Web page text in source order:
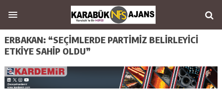
ERBAKAN: “SEÇİMLERDE PARTİMİZ BELİRLEYİCİ
ETKİYE SAHİP OLDU”